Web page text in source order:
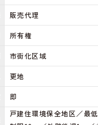
販売代理
所有権
市街化区域
更地
即
戸建住環境保全地区／最